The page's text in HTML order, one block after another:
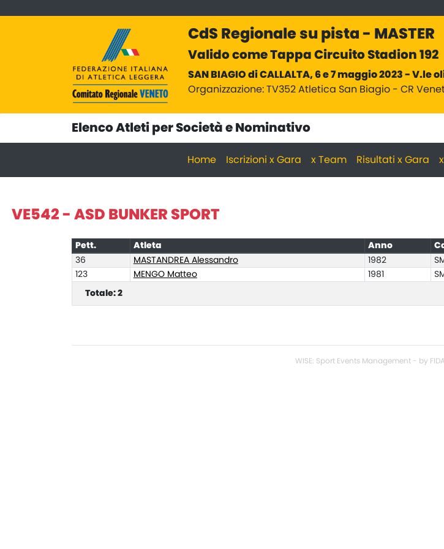
CdS Regionale su pista - MASTER
Valido come Tappa Circuito Stadion 192
SAN BIAGIO di CALLALTA, 6 e 7 maggio 2023 - V.le
Organizzazione: TV352 Atletica San Biagio - CR
Elenco Atleti per Società e Nominativo
Home Iscrizioni x Gara x Team Risultati x Gara
VE542 - ASD BUNKER SPORT
Pett. Atleta Anno
36
MASTANDREA Alessandro 1982
123
MENGO Matteo 1981
Totale: 2
WISE: Sport Events Management - by